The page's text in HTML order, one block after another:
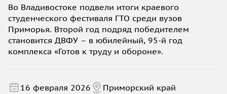
Во Владивостоке подвели итоги краевого
студенческого фестиваля ГТО среди вузов
Приморья. Второй год подряд победителем
становится ДВФУ – в юбилейный, 95-й год
комплекса «Готов к труду и обороне».
16 февраля 2026 Приморский край